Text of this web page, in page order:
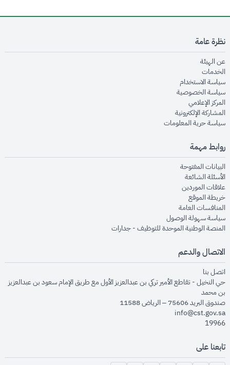
نظرة عامة
عن الهيئةopens in new window
الخدماتopens in new window
سياسة الاستخدام
سياسة الخصوصيةopens in new window
المركز الإعلاميopens in new window
المشاركة الإلكترونيةopens in new window
سياسة حرية المعلوماتopens in new window
روابط مهمة
البيانات المفتوحةopens in new window
الأسئلة الشائعةopens in new window
علاقات الموردينopens in new window
خريطة الموقعopens in new window
المنافسات العامةopens in new window
سياسة سهولة الوصولopens in new window
المنصة الوطنية الموحدة للتوظيف - جداراتopens in new window
الاتصال والدعم
اتصل بنا
حي النخيل - تقاطع الأمير تركي بن عبدالعزيز الأول مع طريق الإمام سعود بن عبدالعزيز
بن محمد
صندوق البريد 75606 – الرياض 11588
info@cst.gov.sa
19966
تابعنا على